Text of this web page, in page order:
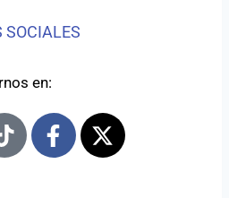
SOCIALES
en: